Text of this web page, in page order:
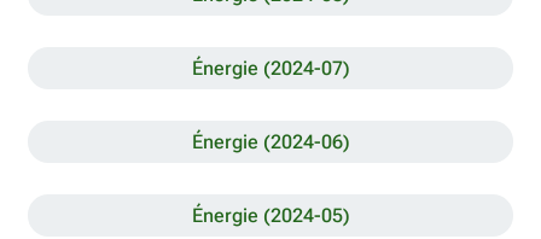
Énergie (2024-07)
Énergie (2024-06)
Énergie (2024-05)